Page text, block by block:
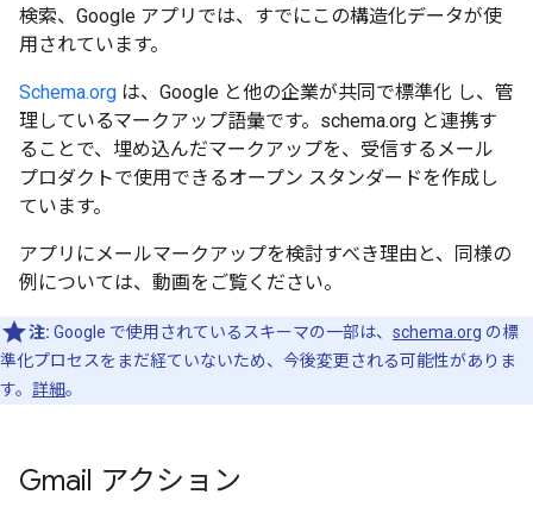
検索、Google アプリでは、すでにこの構造化データが使
用されています。
Schema.org は、Google と他の企業が共同で標準化 し、管
理しているマークアップ語彙です。schema.org と連携す
ることで、埋め込んだマークアップを、受信するメール
プロダクトで使用できるオープン スタンダードを作成し
ています。
アプリにメールマークアップを検討すべき理由と、同様の
例については、動画をご覧ください。
注: Google で使用されているスキーマの一部は、 schema.org の標
準化プロセスをまだ経ていないため、今後変更される可能性がありま
す。 詳細。
Gmail アクション